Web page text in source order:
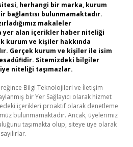
herhangi bir marka, kurum
bağlantısı bulunmamaktadır.
makaleler
yer alan içerikler haber niteliği
kurum ve kişiler hakkında
Gerçek kurum ve kişiler ile isim
Sitemizdeki bilgiler
niteliği taşımazlar.
Bilgi Teknolojileri ve İletişim
bir Yer Sağlayıcı olarak hizmet
içerikleri proaktif olarak denetleme
bulunmamaktadır. Ancak, üyelerimiz
taşımakta olup, siteye üye olarak